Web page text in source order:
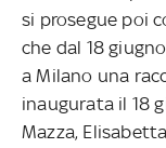
si prosegue poi
che dal 18
a Milano una
inaugurata il 18
Mazza,